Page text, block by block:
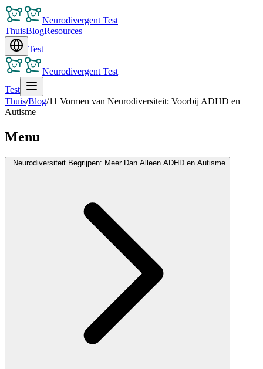
Neurodivergent Test
ThuisBlogResources
Test
Neurodivergent Test
Test
Thuis/Blog/11 Vormen van Neurodiversiteit: Voorbij ADHD en
Autisme
Menu
Neurodiversiteit Begrijpen: Meer Dan Alleen ADHD en Autisme